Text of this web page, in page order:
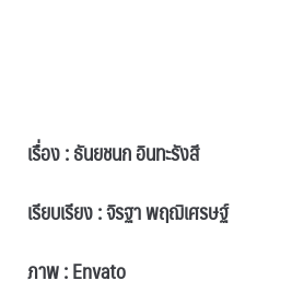
เรื่อง : ธันยชนก อินทะรังสี
เรียบเรียง : จิรฐา พฤฌิเศรษฐ์
ภาพ : Envato